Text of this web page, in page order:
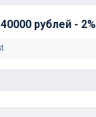
рублей - 2%